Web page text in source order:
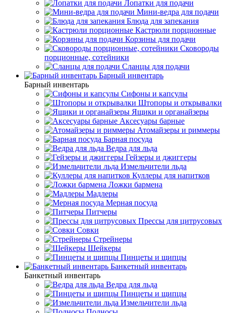
Лопатки для подачи
Мини-ведра для подачи
Блюда для запекания
Кастрюли порционные
Корзины для подачи
Сковороды
порционные, сотейники
Сланцы для подачи
Барный инвентарь
Барный инвентарь
Сифоны и капсулы
Штопоры и открывалки
Ящики и органайзеры
Аксесуары барные
Атомайзеры и риммеры
Барная посуда
Ведра для льда
Гейзеры и джиггеры
Измельчители льда
Куллеры для напитков
Ложки бармена
Мадлеры
Мерная посуда
Питчеры
Прессы для цитрусовых
Совки
Стрейнеры
Шейкеры
Пинцеты и щипцы
Банкетный инвентарь
Банкетный инвентарь
Ведра для льда
Пинцеты и щипцы
Измельчители льда